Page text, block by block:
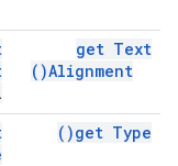
get Text
Alignment(
)
get Type(
)